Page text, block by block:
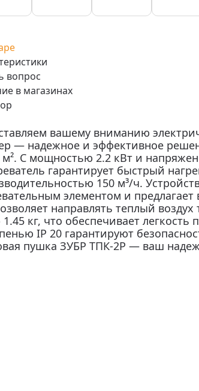
вопрос
в магазинах
вашему вниманию
— надежное и эффективное
м². С мощностью 2.2 кВт и
гарантирует быстрый
150 м³/ч.
элементом и
направлять теплый
1.45 кг, что обеспечивает
IP 20 гарантируют
пушка ЗУБР ТПК-2Р — ваш